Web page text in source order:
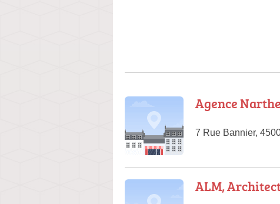
Agence
7 Rue Bannier,
ALM,